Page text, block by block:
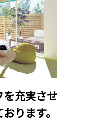
を充実させ
ります。